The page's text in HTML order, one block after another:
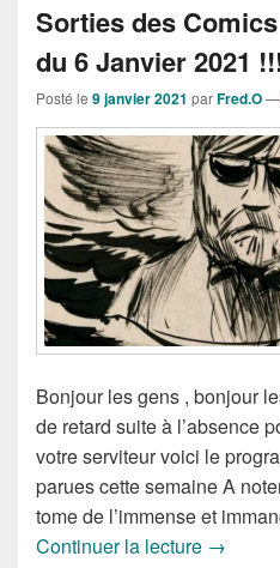
Sorties des
du 6 Janvier 2021
Posté le 9 janvier 2021 parFred.O—
Bonjour les gens , bonjour
de retard suite à l’absence
votre serviteur voici le
parues cette semaine A
tome de l’immense et
Continuer la lecture Sorties
→